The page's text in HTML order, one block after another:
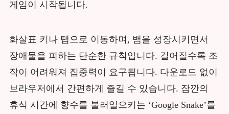
게임이 시작됩니다.
화살표 키나 탭으로 이동하며, 뱀을 성장시키면서
장애물을 피하는 단순한 규칙입니다. 길어질수록 조
작이 어려워져 집중력이 요구됩니다. 다운로드 없이
브라우저에서 간편하게 즐길 수 있습니다. 잠깐의
휴식 시간에 향수를 불러일으키는 ‘Google Snake’를